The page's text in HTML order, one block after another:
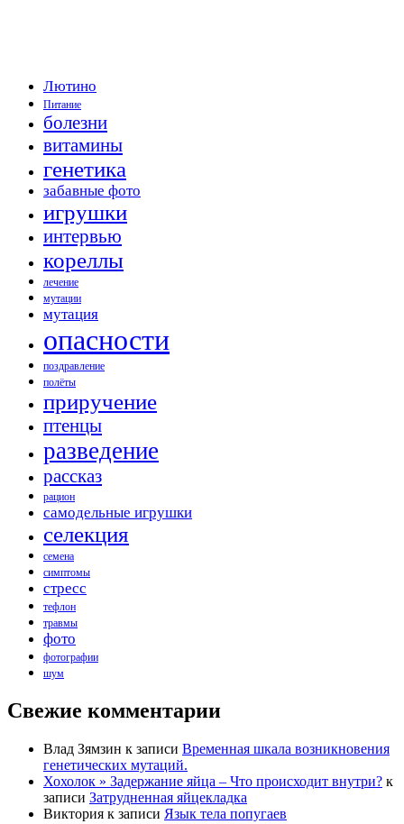
Лютино
Питание
болезни
витамины
генетика
забавные фото
игрушки
интервью
кореллы
лечение
мутации
мутация
опасности
поздравление
полёты
приручение
птенцы
разведение
рассказ
рацион
самодельные игрушки
селекция
семена
симптомы
стресс
тефлон
травмы
фото
фотографии
шум
Свежие комментарии
Влад Зямзин к записи Временная шкала возникновения
генетических мутаций.
Хохолок » Задержание яйца – Что происходит внутри? к
записи Затрудненная яйцекладка
Виктория к записи Язык тела попугаев